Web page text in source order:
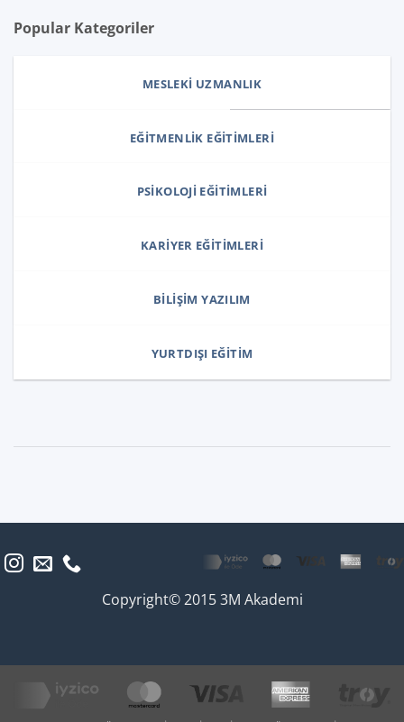
Popular Kategoriler
MESLEKI UZMANLIK
EĞITMENLIK EĞITIMLERI
PSIKOLOJI EĞITIMLERI
KARIYER EĞITIMLERI
BILIŞIM YAZILIM
YURTDIŞI EĞITIM
Copyright© 2015 3M Akademi